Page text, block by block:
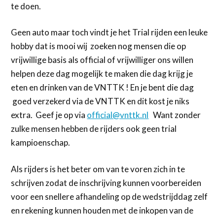
te doen.
Geen auto maar toch vindt je het Trial rijden een leuke
hobby dat is mooi wij zoeken nog mensen die op
vrijwillige basis als official of vrijwilliger ons willen
helpen deze dag mogelijk te maken die dag krijg je
eten en drinken van de VNTTK ! En je bent die dag
goed verzekerd via de VNTTK en dit kost je niks
extra. Geef je op via official@vnttk.nl Want zonder
zulke mensen hebben de rijders ook geen trial
kampioenschap.
Als rijders is het beter om van te voren zich in te
schrijven zodat de inschrijving kunnen voorbereiden
voor een snellere afhandeling op de wedstrijddag zelf
en rekening kunnen houden met de inkopen van de